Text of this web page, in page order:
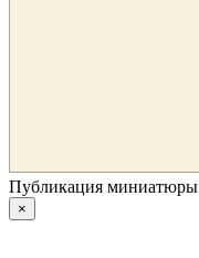
Публикация миниатюры
×